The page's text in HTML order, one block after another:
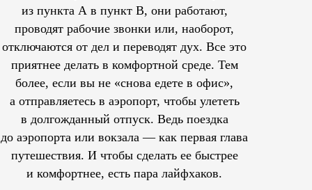
из пункта А в пункт В, они работают,
проводят рабочие звонки или, наоборот,
отключаются от дел и переводят дух. Все это
приятнее делать в комфортной среде. Тем
более, если вы не «снова едете в офис»,
а отправляетесь в аэропорт, чтобы улететь
в долгожданный отпуск. Ведь поездка
до аэропорта или вокзала — как первая глава
путешествия. И чтобы сделать ее быстрее
и комфортнее, есть пара лайфхаков.